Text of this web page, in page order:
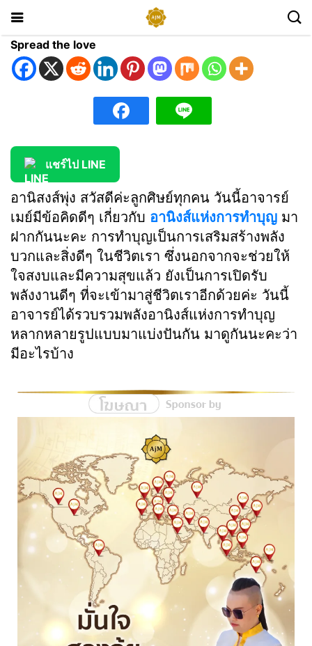
Spread the love
แชร์ไป LINE
อานิสงส์พุ่ง สวัสดีค่ะลูกศิษย์ทุกคน วันนี้อาจารย์
เมย์มีข้อคิดดีๆ เกี่ยวกับ อานิงส์แห่งการทำบุญ มา
ฝากกันนะคะ การทำบุญเป็นการเสริมสร้างพลัง
บวกและสิ่งดีๆ ในชีวิตเรา ซึ่งนอกจากจะช่วยให้
ใจสงบและมีความสุขแล้ว ยังเป็นการเปิดรับ
พลังงานดีๆ ที่จะเข้ามาสู่ชีวิตเราอีกด้วยค่ะ วันนี้
อาจารย์ได้รวบรวมพลังอานิงส์แห่งการทำบุญ
หลากหลายรูปแบบมาแบ่งปันกัน มาดูกันนะคะว่า
มีอะไรบ้าง